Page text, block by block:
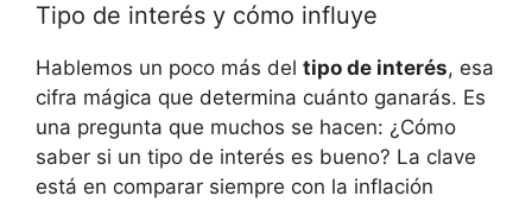
Tipo de interés y cómo influye
Hablemos un poco más del tipo de interés, esa
cifra mágica que determina cuánto ganarás. Es
una pregunta que muchos se hacen: ¿Cómo
saber si un tipo de interés es bueno? La clave
está en comparar siempre con la inflación